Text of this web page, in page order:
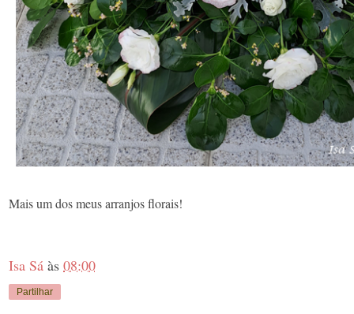
Mais um dos meus arranjos florais!
Isa Sá às 08:00
Partilhar